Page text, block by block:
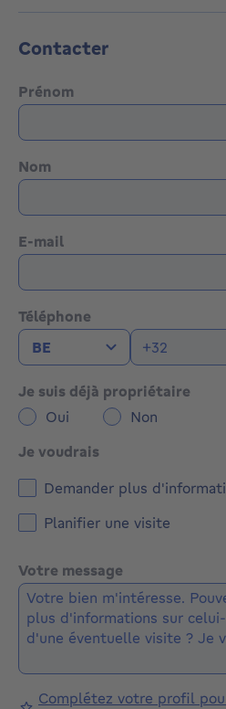
Contacter
Prénom
Nom
E-mail
Téléphone
Je suis déjà propriétaire
Oui
Non
Je voudrais
Demander plus
Planifier une visite
Votre message
Complétez votre profil